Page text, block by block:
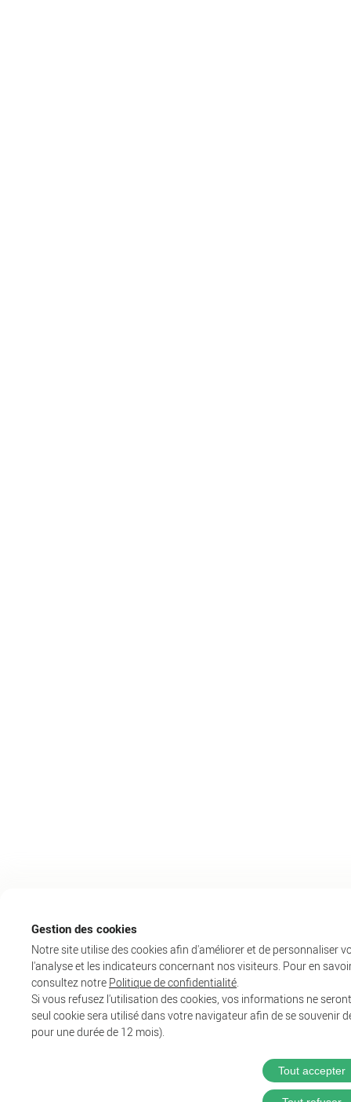
Gestion des cookies
Notre site utilise des cookies afin d'améliorer et de personnaliser
l'analyse et les indicateurs concernant nos visiteurs. Pour en
consultez notre Politique de confidentialité
Si vous refusez l'utilisation des cookies, vos informations ne
seul cookie sera utilisé dans votre navigateur afin de se souvenir
pour une durée de 12 mois).
Tout accepter